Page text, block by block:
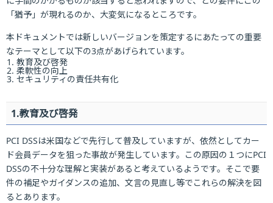
「猶予」が現れるのか、大変気になるところです。
本ドキュメントでは新しいバージョンを策定するにあたっての重要
なテーマとして以下の3点があげられています。
教育及び啓発
柔軟性の向上
セキュリティの責任共有化
1.教育及び啓発
PCI DSSは米国などで先行して普及していますが、依然としてカー
ド会員データを狙った事故が発生しています。この原因の１つにPCI
DSSの不十分な理解と実装があると考えているようです。そこで要
件の補足やガイダンスの追加、文言の見直し等でこれらの解決を図
るとあります。